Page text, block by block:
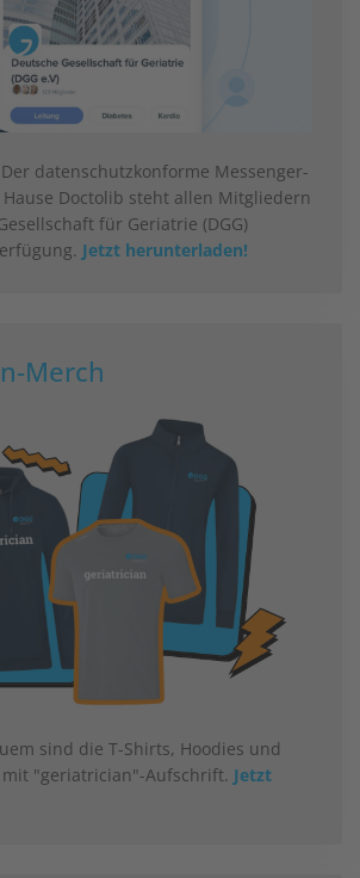
Der datenschutzkonforme Messenger-
Doctolib steht allen Mitgliedern
für Geriatrie (DGG)
Jetzt herunterladen!
Merch
sind die T-Shirts, Hoodies und
mit "geriatrician"-Aufschrift. Jetzt